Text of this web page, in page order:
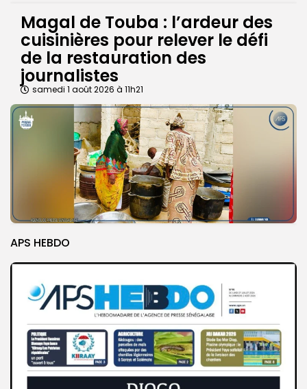
Magal de Touba : l’ardeur des
cuisinières pour relever le défi
de la restauration des
journalistes
samedi 1 août 2026 à 11h21
APS HEBDO